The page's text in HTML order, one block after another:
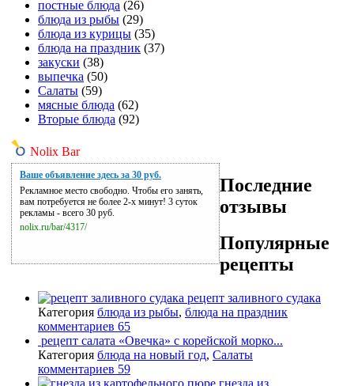
постные блюда (26)
блюда из рыбы (29)
блюда из курицы (35)
блюда на праздник (37)
закуски (38)
выпечка (50)
Салаты (59)
мясные блюда (62)
Вторые блюда (92)
Nolix Bar
Ваше объявление здесь за 30 руб.
Рекламное место свободно. Чтобы его занять,
вам потребуется не более 2-х минут! 3 суток
рекламы - всего 30 руб.
nolix.ru/bar/4317/
Последние
отзывы
Популярные
рецепты
рецепт заливного судака
Категория блюда из рыбы, блюда на праздник
комментариев 65
рецепт салата «Овечка» с корейской морко...
Категория блюда на новый год, Салаты
комментариев 59